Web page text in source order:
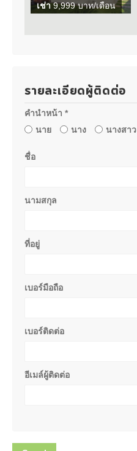
เช่า 9,999 บาท/เดือน
รายละเอียดผู้ติดต่อ
คำนำหน้า *
นาย
นาง นางสาว
ชื่อ
นามสกุล
ที่อยู่
เบอร์มือถือ
เบอร์ติดต่อ
อีเมล์ผู้ติดต่อ